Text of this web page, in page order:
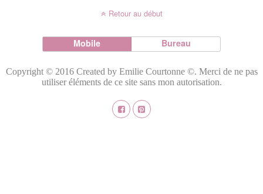
Retour au début
Mobile Bureau
Copyright © 2016 Created by Emilie Courtonne ©. Merci de ne pas
utiliser éléments de ce site sans mon autorisation.